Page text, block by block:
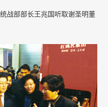
战部部长王兆国听取谢圣明董